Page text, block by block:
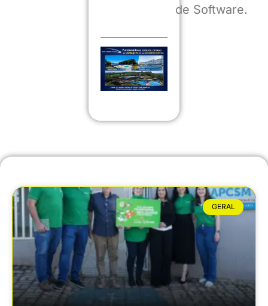
de Software.
GERAL